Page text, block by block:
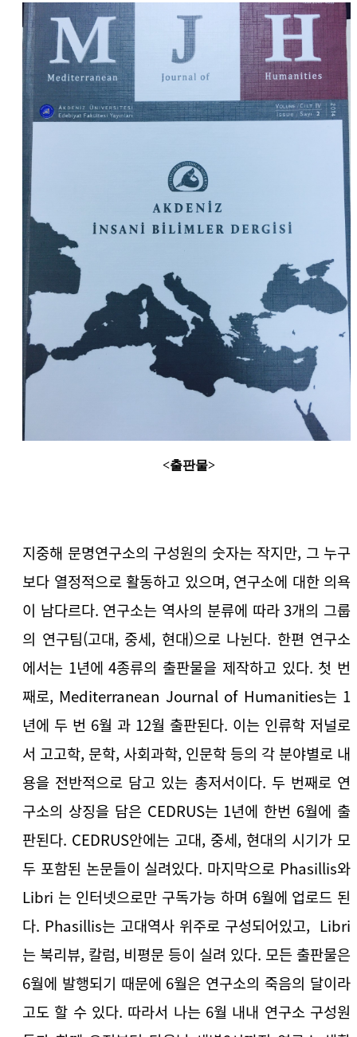
<출판물>
지중해 문명연구소의 구성원의 숫자는 작지만, 그 누구
보다 열정적으로 활동하고 있으며, 연구소에 대한 의욕
이 남다르다. 연구소는 역사의 분류에 따라 3개의 그룹
의 연구팀(고대, 중세, 현대)으로 나뉜다. 한편 연구소
에서는 1년에 4종류의 출판물을 제작하고 있다. 첫 번
째로, Mediterranean Journal of Humanities는 1
년에 두 번 6월 과 12월 출판된다. 이는 인류학 저널로
서 고고학, 문학, 사회과학, 인문학 등의 각 분야별로 내
용을 전반적으로 담고 있는 총저서이다. 두 번째로 연
구소의 상징을 담은 CEDRUS는 1년에 한번 6월에 출
판된다. CEDRUS안에는 고대, 중세, 현대의 시기가 모
두 포함된 논문들이 실려있다. 마지막으로 Phasillis와
Libri 는 인터넷으로만 구독가능 하며 6월에 업로드 된
다. Phasillis는 고대역사 위주로 구성되어있고, Libri
는 북리뷰, 칼럼, 비평문 등이 실려 있다. 모든 출판물은
6월에 발행되기 때문에 6월은 연구소의 죽음의 달이라
고도 할 수 있다. 따라서 나는 6월 내내 연구소 구성원